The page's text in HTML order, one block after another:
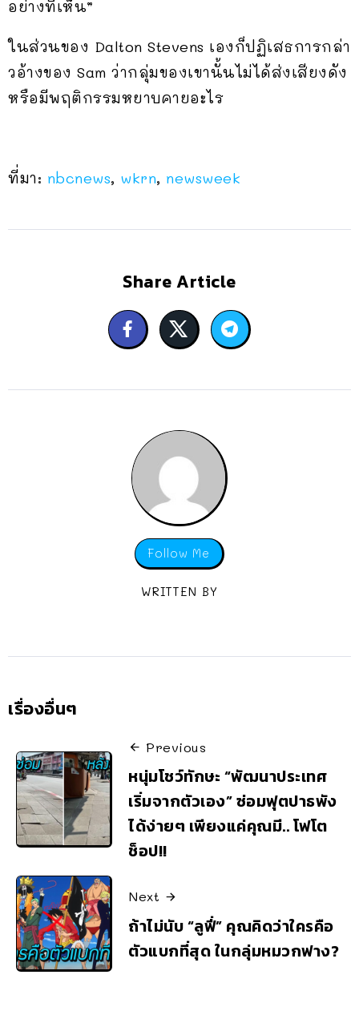
อย่างที่เห็น”
ในส่วนของ Dalton Stevens เองก็ปฏิเสธการกล่า
วอ้างของ Sam ว่ากลุ่มของเขานั้นไม่ได้ส่งเสียงดัง
หรือมีพฤติกรรมหยาบคายอะไร
ที่มา: nbcnews, wkrn, newsweek
Share Article
Follow Me
WRITTEN BY
เรื่องอื่นๆ
Previous
หนุ่มโชว์ทักษะ “พัฒนาประเทศ
เริ่มจากตัวเอง” ซ่อมฟุตปาธพัง
ได้ง่ายๆ เพียงแค่คุณมี.. โฟโต
ช็อป!!
Next
ถ้าไม่นับ “ลูฟี่” คุณคิดว่าใครคือ
ตัวแบกที่สุด ในกลุ่มหมวกฟาง?